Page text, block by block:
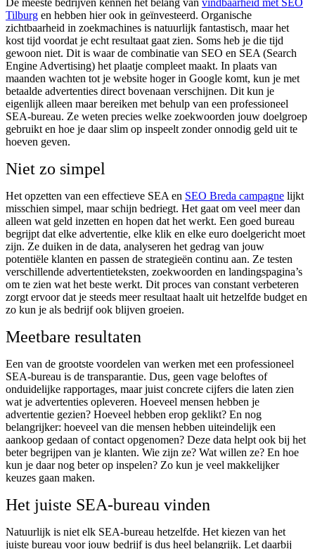
De meeste bedrijven kennen het belang van vindbaarheid met SEO
Tilburg en hebben hier ook in geïnvesteerd. Organische
zichtbaarheid in zoekmachines is natuurlijk fantastisch, maar het
kost tijd voordat je echt resultaat gaat zien. Soms heb je die tijd
gewoon niet. Dit is waar de combinatie van SEO en SEA (Search
Engine Advertising) het plaatje compleet maakt. In plaats van
maanden wachten tot je website hoger in Google komt, kun je met
betaalde advertenties direct bovenaan verschijnen. Dit kun je
eigenlijk alleen maar bereiken met behulp van een professioneel
SEA-bureau. Ze weten precies welke zoekwoorden jouw doelgroep
gebruikt en hoe je daar slim op inspeelt zonder onnodig geld uit te
hoeven geven.
Niet zo simpel
Het opzetten van een effectieve SEA en SEO Breda campagne lijkt
misschien simpel, maar schijn bedriegt. Het gaat om veel meer dan
alleen wat geld inzetten en hopen dat het werkt. Een goed bureau
begrijpt dat elke advertentie, elke klik en elke euro doelgericht moet
zijn. Ze duiken in de data, analyseren het gedrag van jouw
potentiële klanten en passen de strategieën continu aan. Ze testen
verschillende advertentieteksten, zoekwoorden en landingspagina’s
om te zien wat het beste werkt. Dit proces van constant verbeteren
zorgt ervoor dat je steeds meer resultaat haalt uit hetzelfde budget en
zo kun je als bedrijf ook blijven groeien.
Meetbare resultaten
Een van de grootste voordelen van werken met een professioneel
SEA-bureau is de transparantie. Dus, geen vage beloftes of
onduidelijke rapportages, maar juist concrete cijfers die laten zien
wat je advertenties opleveren. Hoeveel mensen hebben je
advertentie gezien? Hoeveel hebben erop geklikt? En nog
belangrijker: hoeveel van die mensen hebben uiteindelijk een
aankoop gedaan of contact opgenomen? Deze data helpt ook bij het
beter begrijpen van je klanten. Wie zijn ze? Wat willen ze? En hoe
kun je daar nog beter op inspelen? Zo kun je veel makkelijker
keuzes gaan maken.
Het juiste SEA-bureau vinden
Natuurlijk is niet elk SEA-bureau hetzelfde. Het kiezen van het
juiste bureau voor jouw bedrijf is dus heel belangrijk. Let daarbij